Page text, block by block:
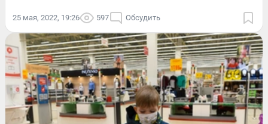
25 мая, 2022, 19:26 597 Обсудить